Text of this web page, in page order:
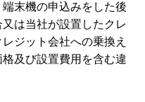
末機の申込みをした後
は当社が設置したクレ
ジット会社への乗換え
及び設置費用を含む違